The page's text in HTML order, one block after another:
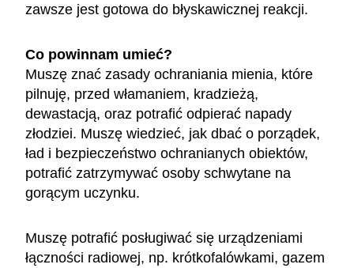
zawsze jest gotowa do błyskawicznej reakcji.
Co powinnam umieć?
Muszę znać zasady ochraniania mienia, które
pilnuję, przed włamaniem, kradzieżą,
dewastacją, oraz potrafić odpierać napady
złodziei. Muszę wiedzieć, jak dbać o porządek,
ład i bezpieczeństwo ochranianych obiektów,
potrafić zatrzymywać osoby schwytane na
gorącym uczynku.
Muszę potrafić posługiwać się urządzeniami
łączności radiowej, np. krótkofalówkami, gazem